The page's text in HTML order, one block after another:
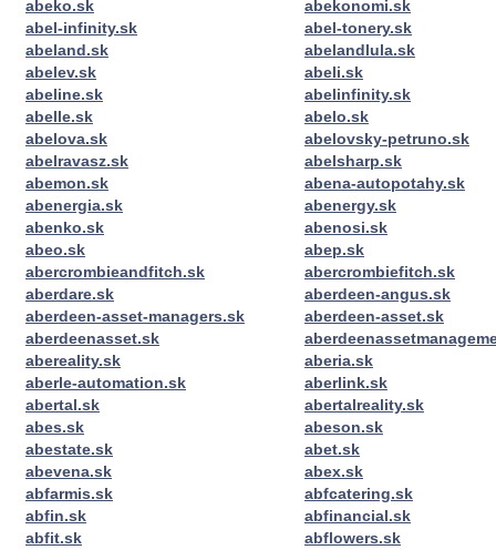
abeko.sk
abekonomi.sk
abel-infinity.sk
abel-tonery.sk
abeland.sk
abelandlula.sk
abelev.sk
abeli.sk
abeline.sk
abelinfinity.sk
abelle.sk
abelo.sk
abelova.sk
abelovsky-petruno.sk
abelravasz.sk
abelsharp.sk
abemon.sk
abena-autopotahy.sk
abenergia.sk
abenergy.sk
abenko.sk
abenosi.sk
abeo.sk
abep.sk
abercrombieandfitch.sk
abercrombiefitch.sk
aberdare.sk
aberdeen-angus.sk
aberdeen-asset-managers.sk
aberdeen-asset.sk
aberdeenasset.sk
abereality.sk
aberia.sk
aberle-automation.sk
aberlink.sk
abertal.sk
abertalreality.sk
abes.sk
abeson.sk
abestate.sk
abet.sk
abevena.sk
abex.sk
abfarmis.sk
abfcatering.sk
abfin.sk
abfinancial.sk
abfit.sk
abflowers.sk